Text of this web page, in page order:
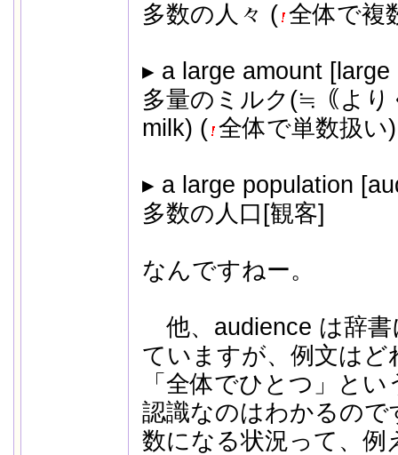
多数の人々 ( 全体で複
▸ a large amount
多量のミルク(≒｟よ
milk) ( 全体で単数扱い)
▸ a large population
多数の人口[観客]
なんですねー。
他、audience は辞書
ていますが、例文はど
「全体でひとつ」と
認識なのはわかるので
数になる状況って、例